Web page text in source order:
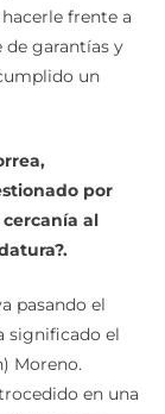
frente a
de garantías y
un
por
al
pasando el
significado el
Moreno.
en una